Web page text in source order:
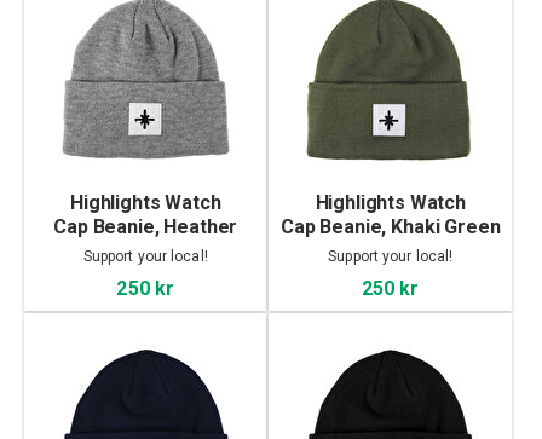
Highlights Watch
Cap Beanie, Heather
Grey
Support your local!
250 kr
Highlights Watch
Cap Beanie, Khaki Green
Support your local!
250 kr